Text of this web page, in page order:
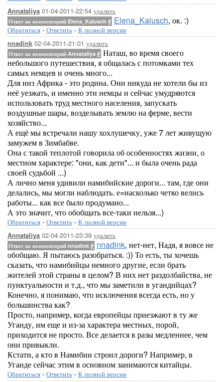
Annataliya 01-04-2011-22:54 удалить
Ответ на комментарий Elena_Kalusch # Elena_Kalusch, ок. :)
Обратиться - Ответить - К полной версии
nnadink 02-04-2011-21:01 удалить
Ответ на комментарий Annataliya # Наташ, во время своего
небольшого путешествия, я общалась с потомками тех
самых немцев и очень много...
Для низ Африка - это родина. Они никуда не хотели бы из
неё уезжать, и именно эти немцы и сейчас умудряются
использовать труд местного населения, запускать
воздушные шары, возделывать землю на ферме, вести
хозяйство...
А ещё мы встречали нашу хохлушечку, уже 7 лет живущую
замужем в Зимбабве.
Она с такой теплотой говорила об особенностях жизни, о
местном характере: "они, как дети"... и была очень рада
своей судьбой ...)
А лично меня удивили намибийские дороги... там, где они
делались, мы могли наблюдать. е=насколько четко велись
работы... как все было продумано...
А это значит, что обобщать все-таки нельзя...)
Обратиться - Ответить - К полной версии
Annataliya 02-04-2011-23:39 удалить
Ответ на комментарий nnadink # nnadink, нет-нет, Надя, я вовсе не
обобщаю. Я пытаюсь разобраться. :)) То есть, ты хочешь
сказать, что намибийцы немного другие, если брать
жителей этой страны в целом? В них нет раздолбайства, не
пунктуальности и т.д., что мы заметили в угандийцах?
Конечно, я понимаю, что исключения всегда есть, но у
большинства как?
Просто, например, когда европейцы приезжают в ту же
Уганду, им еще и из-за характера местных, порой,
приходится не просто. Все делается в разы медленнее, чем
они привыкли.
Кстати, а кто в Намибии строил дороги? Например, в
Уганде сейчас этим в основном занимаются китайцы.
Обратиться - Ответить - К полной версии